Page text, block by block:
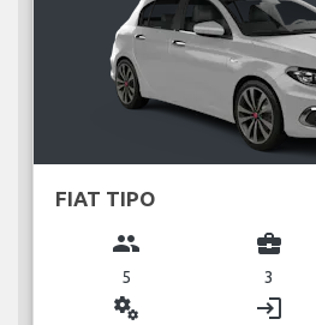
FIAT TIPO
group
5
business_center
3
miscellaneous_services login